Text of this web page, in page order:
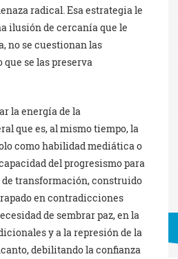
radical. Esa estrategia le
ilusión de cercanía que le
no se cuestionan las
se las preserva
la energía de la
que es, al mismo tiempo, la
como habilidad mediática o
del progresismo para
transformación, construido
en contradicciones
de sembrar paz, en la
y a la represión de la
debilitando la confianza